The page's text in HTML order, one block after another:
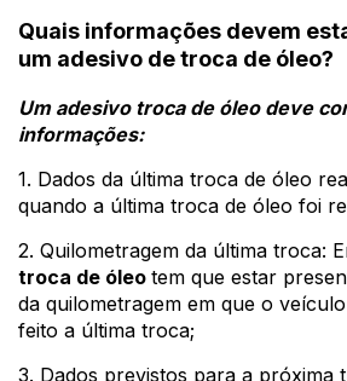
Quais informações devem
um adesivo de troca de óleo?
Um adesivo troca de óleo deve
informações:
1. Dados da última troca de óleo
quando a última troca de óleo foi
2. Quilometragem da última troca:
troca de óleo tem que estar
da quilometragem em que o
feito a última troca;
3. Dados previstos para a próxima